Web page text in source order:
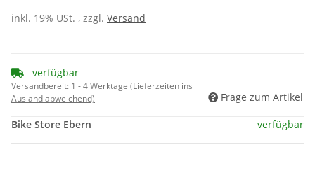
inkl. 19% USt. , zzgl. Versand
verfügbar
Versandbereit: 1 - 4 Werktage (Lieferzeiten ins
Ausland abweichend)
Frage zum Artikel
Bike Store Ebern verfügbar